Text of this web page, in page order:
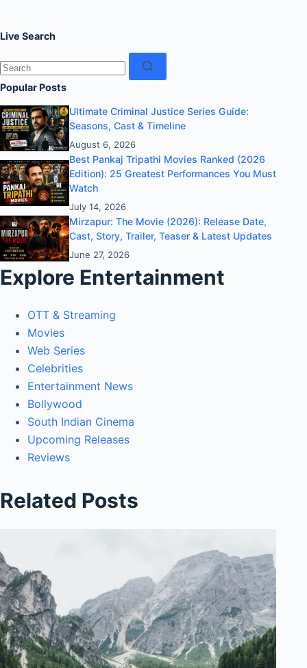
Live Search
No
results
Popular Posts
Ultimate Criminal Justice Series Guide:
Seasons, Cast & Timeline
August 6, 2026
Best Pankaj Tripathi Movies Ranked (2026
Edition): 25 Greatest Performances You Must
Watch
July 14, 2026
Mirzapur: The Movie (2026): Release Date,
Cast, Story, Trailer, Teaser & Latest Updates
June 27, 2026
Explore Entertainment
OTT & Streaming
Movies
Web Series
Celebrities
Entertainment News
Bollywood
South Indian Cinema
Upcoming Releases
Reviews
Related Posts